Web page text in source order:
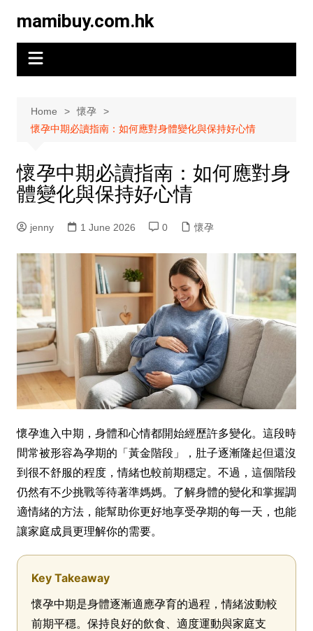
content
mamibuy.com.hk
Home
懷孕
懷孕中期必讀指南：如何應對身體變化與保持好心情
懷孕中期必讀指南：如何應對身
體變化與保持好心情
jenny 1 June 2026 0 懷孕
懷孕進入中期，身體和心情都開始經歷許多變化。這段時
間常被形容為孕期的「黃金階段」，肚子逐漸隆起但還沒
到很不舒服的程度，情緒也較前期穩定。不過，這個階段
仍然有不少挑戰等待著準媽媽。了解身體的變化和掌握調
適情緒的方法，能幫助你更好地享受孕期的每一天，也能
讓家庭成員更理解你的需要。
Key Takeaway
懷孕中期是身體逐漸適應孕育的過程，情緒波動較
前期平穩。保持良好的飲食、適度運動與家庭支